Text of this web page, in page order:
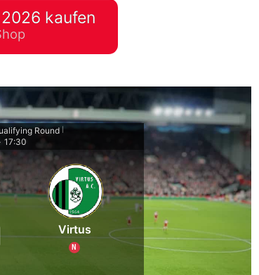
– kostenlos
ausfüllen
kaufen
Round |
17:30
Virtus
N